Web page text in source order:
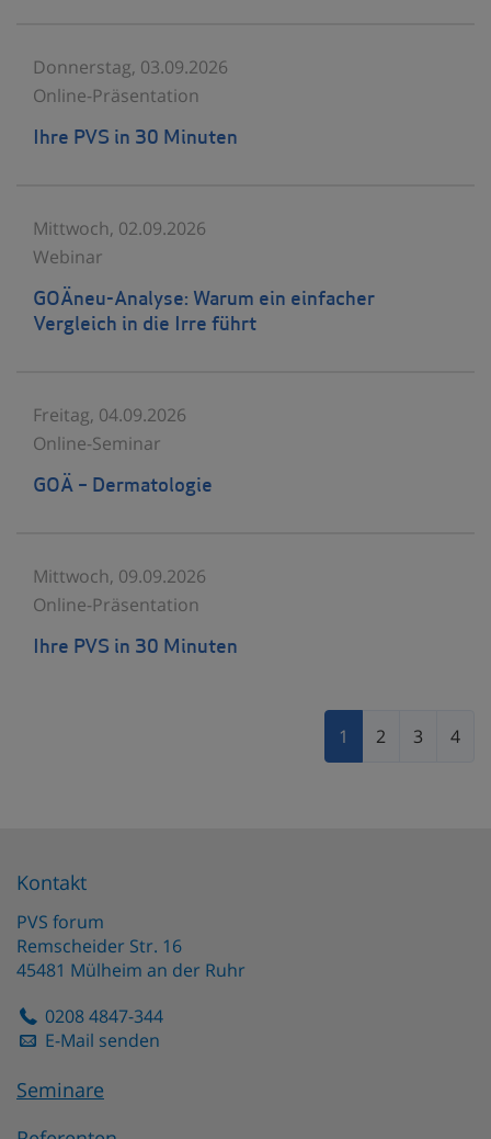
Donnerstag, 03.09.2026
Online-Präsentation
Ihre PVS in 30 Minuten
Mittwoch, 02.09.2026
Webinar
GOÄneu-Analyse: Warum ein einfacher
Vergleich in die Irre führt
Freitag, 04.09.2026
Online-Seminar
GOÄ – Dermatologie
Mittwoch, 09.09.2026
Online-Präsentation
Ihre PVS in 30 Minuten
1 2 3 4
Kontakt
PVS forum
Remscheider Str. 16
45481 Mülheim an der Ruhr
0208 4847-344
E-Mail senden
Seminare